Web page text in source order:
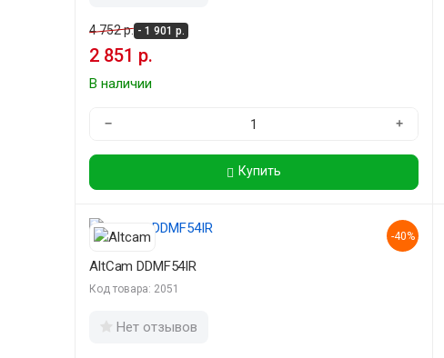
4 752 р. - 1 901 р.
2 851 р.
В наличии
− +
Купить
-40%
AltCam DDMF54IR
Код товара: 2051
Нет отзывов